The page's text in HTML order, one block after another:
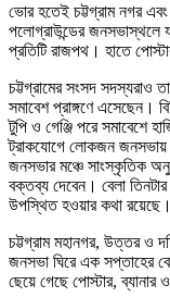
ভোর হতেই চট্টগ্রাম নগর
পলোগ্রাউন্ডের জনসভাস্থলে
প্রতিটি রাজপথ। হাতে
চট্টগ্রামের সংসদ সদস্যরাও
সমাবেশ প্রাঙ্গণে এসেছেন।
টুপি ও গেঞ্জি পরে সমাবেশে
ট্রাকযোগে লোকজন জনসভায়
জনসভার মঞ্চে সাংস্কৃতিক
বক্তব্য দেবেন। বেলা তিনটার
উপস্থিত হওয়ার কথা রয়েছে।
চট্টগ্রাম মহানগর, উত্তর ও
জনসভা ঘিরে এক সপ্তাহের
ছেয়ে গেছে পোস্টার, ব্যানার